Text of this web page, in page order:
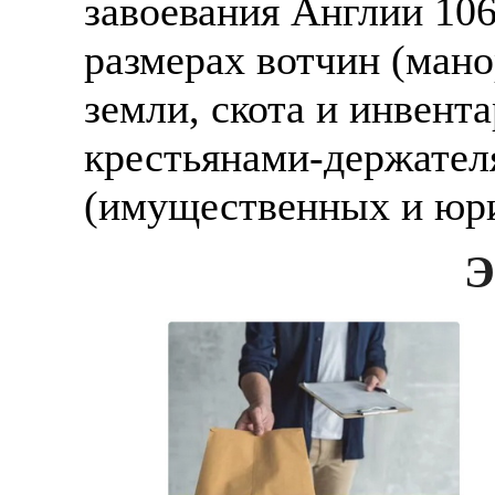
завоевания Англии
размерах вотчин
земли, скота и
крестьянами-
(имущественных и